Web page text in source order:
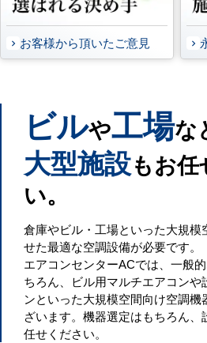
お客様から頂いたご意見
ビルや工場な
大型施設もお
い。
倉庫やビル・工場といった大規模
せた最適な空調設備が必要です。
エアコンセンターACでは、一般
ちろん、ビル用マルチエアコン
ンといった大規模空間向け空調
ざいます。機器選定はもちろん
任せください。